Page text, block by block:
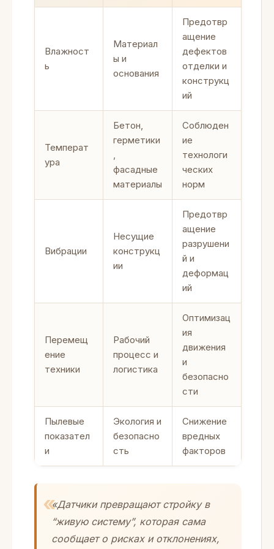
Влажност
ь
Материал
ы и
основания
Предотвр
ащение
дефектов
отделки и
конструкц
ий
Температ
ура
Бетон,
герметики
,
фасадные
материалы
Соблюден
ие
технологи
ческих
норм
Вибрации
Несущие
конструкц
ии
Предотвр
ащение
разрушени
й и
деформац
ий
Перемещ
ение
техники
Рабочий
процесс и
логистика
Оптимизац
ия
движения
и
безопасно
сти
Пылевые
показател
и
Экология и
безопасно
сть
Снижение
вредных
факторов
«Датчики превращают стройку в
“живую систему”, которая сама
сообщает о рисках и отклонениях,